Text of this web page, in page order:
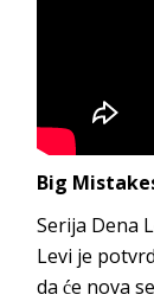
Big
Serija Dena
Levi je
da će nova